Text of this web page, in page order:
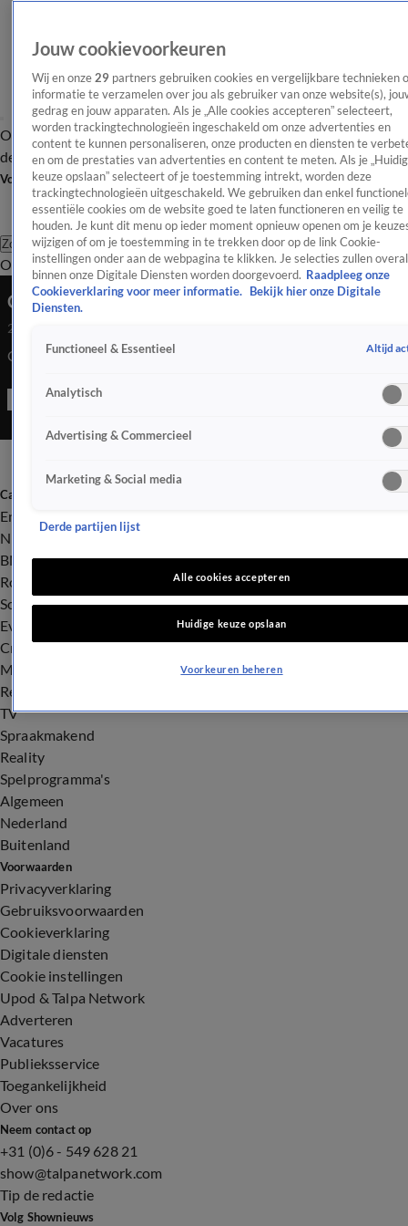
OverzichtAfleveringen Entertainment TV Algemeen
Tip
de redactieNieuwsbrief
Volg Shownieuws
Zoeken
OverzichtEntertainmentSpraakmakendRealityCrimeVideo's
Cher over haar toyboy
25 okt 2023, 11:19
Cher over haar toyboy
Categorieën
Entertainment
Nieuws
BN'ers
Royalty
Songfestival
Evenementen
Crime
Misdaad
Rechtszaken
TV
Spraakmakend
Reality
Spelprogramma's
Algemeen
Nederland
Buitenland
Voorwaarden
Privacyverklaring
Gebruiksvoorwaarden
Cookieverklaring
Digitale diensten
Cookie instellingen
Upod & Talpa Network
Adverteren
Vacatures
Publieksservice
Toegankelijkheid
Over ons
Neem contact op
+31 (0)6 - 549 628 21
show@talpanetwork.com
Tip de redactie
Volg Shownieuws
Jouw cookievoorkeuren
Wij en onze 29 partners gebruiken cookies en vergelijkbare technieken
informatie te verzamelen over jou als gebruiker van onze website(s),
gedrag en jouw apparaten. Als je „Alle cookies accepteren” selecteert,
worden trackingtechnologieën ingeschakeld om onze advertenties en
content te kunnen personaliseren, onze producten en diensten te
en om de prestaties van advertenties en content te meten. Als je
keuze opslaan” selecteert of je toestemming intrekt, worden deze
trackingtechnologieën uitgeschakeld. We gebruiken dan enkel
essentiële cookies om de website goed te laten functioneren en veilig te
houden. Je kunt dit menu op ieder moment opnieuw openen om je
wijzigen of om je toestemming in te trekken door op de link Cookie-
instellingen onder aan de webpagina te klikken. Je selecties zullen overal
binnen onze Digitale Diensten worden doorgevoerd. Raadpleeg onze
Cookieverklaring voor meer informatie.
Bekijk hier onze Digitale
Diensten.
Functioneel & Essentieel Altijd
Analytisch
Advertising & Commercieel
Marketing & Social media
Derde partijen lijst
Alle cookies accepteren
Huidige keuze opslaan
Voorkeuren beheren